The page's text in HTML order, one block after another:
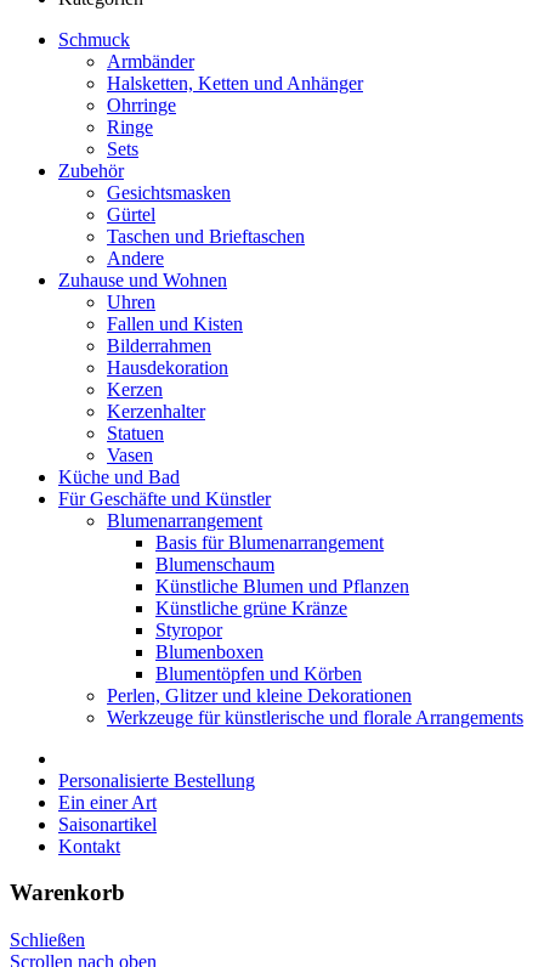
Schmuck
Armbänder
Halsketten, Ketten und Anhänger
Ohrringe
Ringe
Sets
Zubehör
Gesichtsmasken
Gürtel
Taschen und Brieftaschen
Andere
Zuhause und Wohnen
Uhren
Fallen und Kisten
Bilderrahmen
Hausdekoration
Kerzen
Kerzenhalter
Statuen
Vasen
Küche und Bad
Für Geschäfte und Künstler
Blumenarrangement
Basis für Blumenarrangement
Blumenschaum
Künstliche Blumen und Pflanzen
Künstliche grüne Kränze
Styropor
Blumenboxen
Blumentöpfen und Körben
Perlen, Glitzer und kleine Dekorationen
Werkzeuge für künstlerische und florale Arrangements
Personalisierte Bestellung
Ein einer Art
Saisonartikel
Kontakt
Warenkorb
Schließen
Scrollen nach oben